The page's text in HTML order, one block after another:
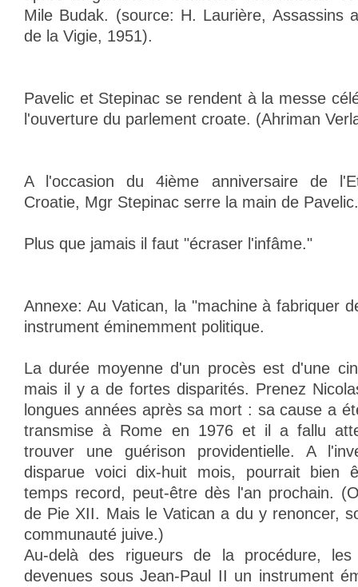
Mile Budak. (source: H. Laurière, Assassins
de la Vigie, 1951).
Pavelic et Stepinac se rendent à la messe
l'ouverture du parlement croate. (Ahriman
A l'occasion du 4ième anniversaire de
Croatie, Mgr Stepinac serre la main de
Plus que jamais il faut "écraser l'infâme."
Annexe: Au Vatican, la "machine à fabriquer
instrument éminemment politique.
La durée moyenne d'un procès est d'une
mais il y a de fortes disparités. Prenez
longues années après sa mort : sa cause a
transmise à Rome en 1976 et il a fallu
trouver une guérison providentielle. A
disparue voici dix-huit mois, pourrait bien
temps record, peut-être dès l'an prochain.
de Pie XII. Mais le Vatican a du y renoncer,
communauté juive.)
Au-delà des rigueurs de la procédure, les
devenues sous Jean-Paul II un instrument